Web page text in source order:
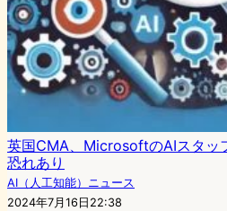
英国CMA、MicrosoftのAIスタッ
恐れあり
AI（人工知能）ニュース
2024年7月16日22:38